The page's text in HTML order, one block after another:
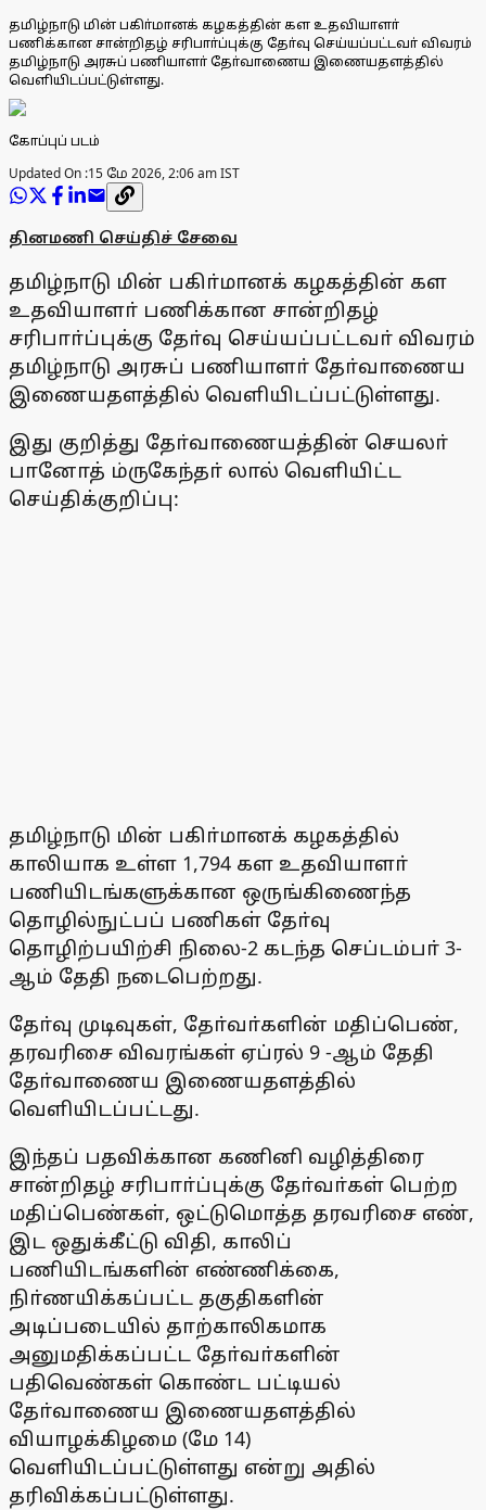
தமிழ்நாடு மின் பகிா்மானக் கழகத்தின் கள உதவியாளா்
பணிக்கான சான்றிதழ் சரிபாா்ப்புக்கு தோ்வு செய்யப்பட்டவா் விவரம்
தமிழ்நாடு அரசுப் பணியாளா் தோ்வாணைய இணையதளத்தில்
வெளியிடப்பட்டுள்ளது.
கோப்புப் படம்
Updated On :15 மே 2026, 2:06 am IST
தினமணி செய்திச் சேவை
தமிழ்நாடு மின் பகிா்மானக் கழகத்தின் கள
உதவியாளா் பணிக்கான சான்றிதழ்
சரிபாா்ப்புக்கு தோ்வு செய்யப்பட்டவா் விவரம்
தமிழ்நாடு அரசுப் பணியாளா் தோ்வாணைய
இணையதளத்தில் வெளியிடப்பட்டுள்ளது.
இது குறித்து தோ்வாணையத்தின் செயலா்
பானோத் ம்ருகேந்தா் லால் வெளியிட்ட
செய்திக்குறிப்பு:
தமிழ்நாடு மின் பகிா்மானக் கழகத்தில்
காலியாக உள்ள 1,794 கள உதவியாளா்
பணியிடங்களுக்கான ஒருங்கிணைந்த
தொழில்நுட்பப் பணிகள் தோ்வு
தொழிற்பயிற்சி நிலை-2 கடந்த செப்டம்பா் 3-
ஆம் தேதி நடைபெற்றது.
தோ்வு முடிவுகள், தோ்வா்களின் மதிப்பெண்,
தரவரிசை விவரங்கள் ஏப்ரல் 9 -ஆம் தேதி
தோ்வாணைய இணையதளத்தில்
வெளியிடப்பட்டது.
இந்தப் பதவிக்கான கணினி வழித்திரை
சான்றிதழ் சரிபாா்ப்புக்கு தோ்வா்கள் பெற்ற
மதிப்பெண்கள், ஒட்டுமொத்த தரவரிசை எண்,
இட ஒதுக்கீட்டு விதி, காலிப்
பணியிடங்களின் எண்ணிக்கை,
நிா்ணயிக்கப்பட்ட தகுதிகளின்
அடிப்படையில் தாற்காலிகமாக
அனுமதிக்கப்பட்ட தோ்வா்களின்
பதிவெண்கள் கொண்ட பட்டியல்
தோ்வாணைய இணையதளத்தில்
வியாழக்கிழமை (மே 14)
வெளியிடப்பட்டுள்ளது என்று அதில்
தரிவிக்கப்பட்டுள்ளது.